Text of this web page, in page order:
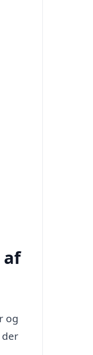
af
og
der